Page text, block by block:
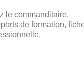
le commanditaire.
de formation,